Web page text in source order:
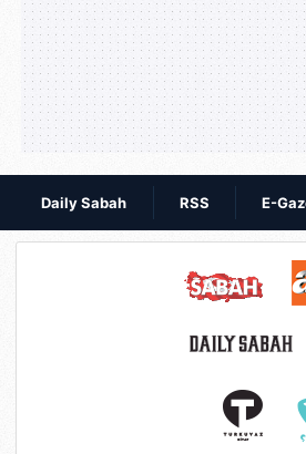
Daily Sabah RSS E-